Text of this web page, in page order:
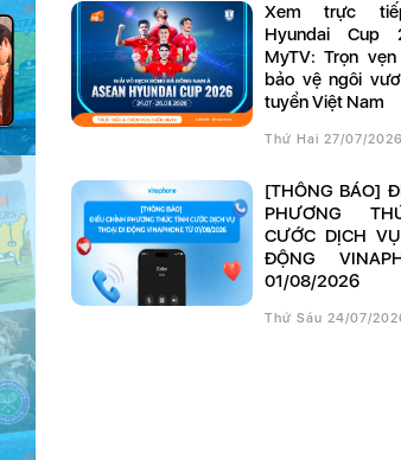
Xem trực tiếp ASEAN
Hyundai Cup
MyTV: Trọn
bảo vệ ngôi
tuyển Việt Nam
Thứ Hai 27/07/
[THÔNG BÁO] ĐIỀU CHỈNH
PHƯƠNG
CƯỚC DỊCH
ĐỘNG
01/08/2026
Thứ Sáu 24/07/